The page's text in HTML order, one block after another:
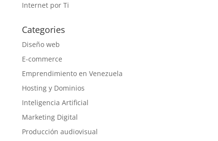
Internet por Ti
Categories
Diseño web
E-commerce
Emprendimiento en Venezuela
Hosting y Dominios
Inteligencia Artificial
Marketing Digital
Producción audiovisual